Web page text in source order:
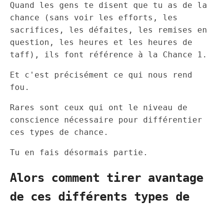
Quand les gens te disent que tu as de la
chance (sans voir les efforts, les
sacrifices, les défaites, les remises en
question, les heures et les heures de
taff), ils font référence à la Chance 1.
Et c'est précisément ce qui nous rend
fou.
Rares sont ceux qui ont le niveau de
conscience nécessaire pour différentier
ces types de chance.
Tu en fais désormais partie.
Alors comment tirer avantage
de ces différents types de